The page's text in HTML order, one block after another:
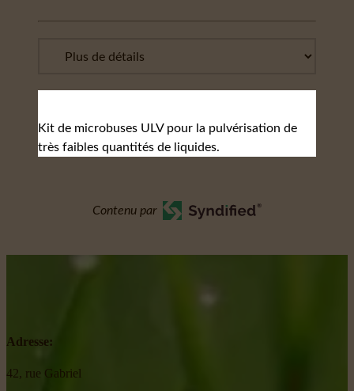
Kit de microbuses ULV pour la pulvérisation de
très faibles quantités de liquides.
Contenu par
Adresse:
42, rue Gabriel